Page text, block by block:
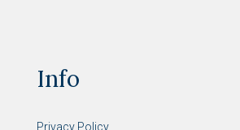
Info
Privacy Policy